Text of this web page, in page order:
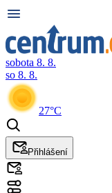
sobota 8. 8.
so 8. 8.
27°C
Přihlášení